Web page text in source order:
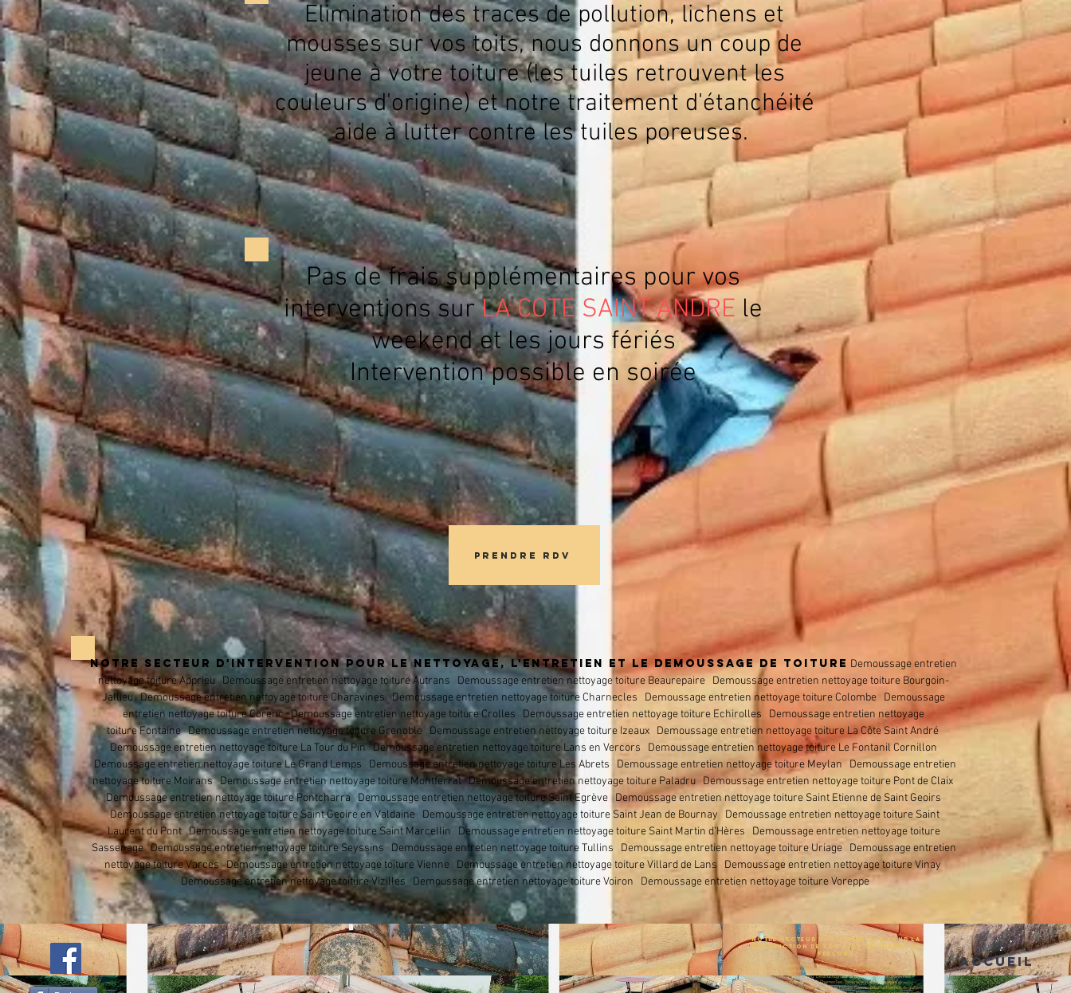
Elimination des traces de pollution, lichens et
mousses sur vos toits, nous donnons un coup de
jeune à votre toiture (les tuiles retrouvent les
couleurs d'origine) et notre traitement d'étanchéité
aide à lutter contre les tuiles poreuses.
Pas de frais supplémentaires pour vos
interventions surLA COTE SAINT ANDRE le
weekend et les jours fériés
Intervention possible en soirée
Prendre RDV
NOTRE SECTEUR D'INTERVENTION POUR LE NETTOYAGE, L'ENTRETIEN ET LE DEMOUSSAGE DE TOITURE Demoussage entretien
nettoyage toiture Apprieu Demoussage entretien nettoyage toitureAutrans Demoussage entretien nettoyage toiture Beaurepaire Demoussage entretien nettoyage toiture Bourgoin-
Jallieu Demoussage entretien nettoyage toiture Charavines Demoussage entretien nettoyage toitureCharnecles Demoussage entretien nettoyage toitureColombe Demoussage
entretien nettoyage toitureCorenc Demoussage entretien nettoyage toitureCrolles Demoussage entretien nettoyage toiture Echirolles
Demoussage entretien nettoyage
toitureFontaine Demoussage entretien nettoyage toiture Grenoble Demoussage entretien nettoyage toiture Izeaux Demoussage entretien nettoyage toiture La Côte Saint André
Demoussage entretien nettoyage toiture La Tour du Pin Demoussage entretien nettoyage toiture Lans en Vercors Demoussage entretien nettoyage toiture Le Fontanil Cornillon
Demoussage entretien nettoyage toiture Le Grand Lemps Demoussage entretien nettoyage toiture Les Abrets Demoussage entretien nettoyage toiture Meylan Demoussage entretien
nettoyage toiture Moirans Demoussage entretien nettoyage toiture Montferrat Demoussage entretien nettoyage toiture Paladru Demoussage entretien nettoyage toiture Pont de Claix
Demoussage entretien nettoyage toiture Pontcharra Demoussage entretien nettoyage toiture Saint Egrève Demoussage entretien nettoyage toiture Saint Etienne de Saint Geoirs
Demoussage entretien nettoyage toiture Saint Geoire en Valdaine Demoussage entretien nettoyage toiture Saint Jean de Bournay Demoussage entretien nettoyage toiture Saint
Laurent du Pont Demoussage entretien nettoyage toiture Saint Marcellin Demoussage entretien nettoyage toiture Saint Martin d’Hères Demoussage entretien nettoyagetoiture
Sassenage Demoussage entretien nettoyage toiture Seyssins Demoussage entretien nettoyage toiture Tullins Demoussage entretien nettoyage toiture Uriage Demoussage entretien
nettoyage toiture Varces Demoussage entretien nettoyage toiture Vienne Demoussage entretien nettoyage toiture Villard de Lans Demoussage entretien nettoyage toiture Vinay
Demoussage entretien nettoyage toiture Vizilles Demoussage entretien nettoyage toiture Voiron Demoussage entretien nettoyage toiture Voreppe
NOTRE SECTEUR D'INTERVENTION POUR LA
DESTRUCTION DE VOS NIDS DE GUEPES ET
FRELONS
Destruction nids de guêpes et frelons ApprieuDestruction nids de guêpes et
Destruction nids de guêpes et frelonsBeaurepaire Destruction nids de
guêpes et frelons Bourgoin-JallieuDestruction nids de guêpes et frelonsCharavines
Destruction nids de guêpes et frelonsCharnecles Destruction nids de guêpes et
frelonsColombe Destruction nids de guêpes et frelonsCorencDestruction nids de guêpes
Accueil